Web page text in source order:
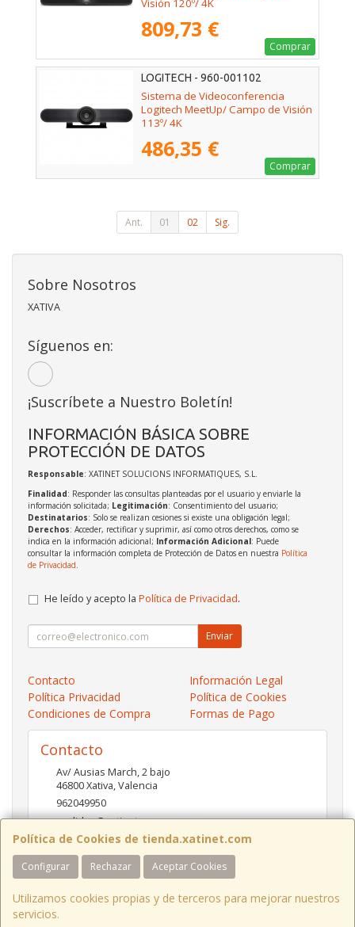
809,73 €
Comprar
LOGITECH - 960-001102
Sistema de Videoconferencia
Logitech MeetUp/ Campo de Visión
113º/ 4K
486,35 €
Comprar
Ant. 01 02 Sig.
Política de Cookies de tienda.xatinet.com
Configurar Rechazar Aceptar Cookies
Utilizamos cookies propias y de terceros para mejorar nuestros
servicios.
Sobre Nosotros
XATIVA
Síguenos en:
¡Suscríbete a Nuestro Boletín!
INFORMACIÓN BÁSICA SOBRE
PROTECCIÓN DE DATOS
Responsable: XATINET SOLUCIONS INFORMATIQUES, S.L.
Finalidad: Responder las consultas planteadas por el usuario y enviarle la
información solicitada; Legitimación: Consentimiento del usuario;
Destinatarios: Solo se realizan cesiones si existe una obligación legal;
Derechos: Acceder, rectificar y suprimir, así como otros derechos, como se
indica en la información adicional; Información Adicional: Puede
consultar la información completa de Protección de Datos en nuestra Política
de Privacidad.
He leído y acepto la Política de Privacidad.
Enviar
Contacto
Información Legal
Política Privacidad
Política de Cookies
Condiciones de Compra
Formas de Pago
Contacto
Av/ Ausias March, 2 bajo
46800Xativa,Valencia
962049950
pedidos@xatinet.com
Horario
9-13:30 16:30-19:30